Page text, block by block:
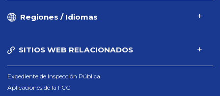
Regiones / Idiomas
SITIOS WEB RELACIONADOS
Expediente de Inspección Pública
Aplicaciones de la FCC